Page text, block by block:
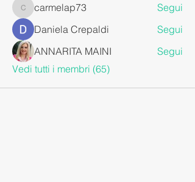
carmelap73
carmelap73
Segui
Daniela Crepaldi
Segui
ANNARITA MAINI
Segui
Vedi tutti i membri (65)